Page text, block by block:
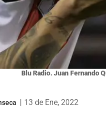
Blu Radio. Juan Fernando
13 de Ene, 2022